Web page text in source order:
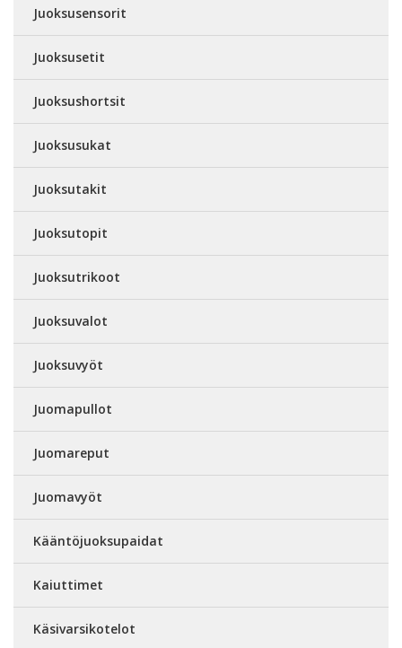
Juoksusensorit
Juoksusetit
Juoksushortsit
Juoksusukat
Juoksutakit
Juoksutopit
Juoksutrikoot
Juoksuvalot
Juoksuvyöt
Juomapullot
Juomareput
Juomavyöt
Kääntöjuoksupaidat
Kaiuttimet
Käsivarsikotelot